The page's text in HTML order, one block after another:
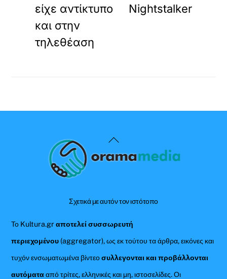
είχε αντίκτυπο
και στην
τηλεθέαση
Nightstalker
Back
To
Σχετικά με αυτόν τον ιστότοπο
Το Kultura.grαποτελεί συσσωρευτή
περιεχομένου (aggregator), ως εκ τούτου τα άρθρα, εικόνες και
τυχόν ενσωματωμένα βίντεοσυλλεγονται και προβάλλονται
αυτόματααπό τρίτες, ελληνικές και μη, ιστοσελίδες. Οι